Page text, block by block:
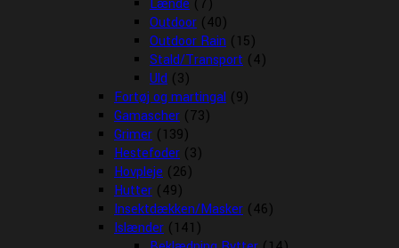
Lænde (7)
Outdoor (40)
Outdoor Rain (15)
Stald/Transport (4)
Uld (3)
Fortøj og martingal (9)
Gamascher (73)
Grimer (139)
Hestefoder (3)
Hovpleje (26)
Hutter (49)
Insektdækken/Masker (46)
Islænder (141)